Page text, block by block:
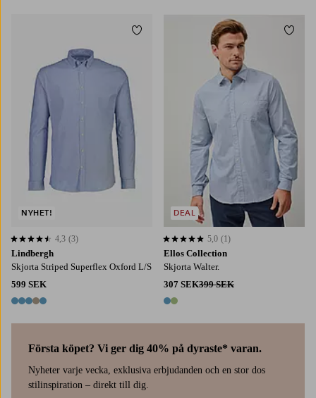
Lindbergh
Skjorta Striped Superflex Oxford L/S
599 SEK
5 färger
4,3 baserat på 3 st betyg
4,3 (3)
NYHET!
Lägg till i favoriter
Ellos Collection
Skjorta Walter.
307 SEK399 SEK
2 färger
5,0 baserat på 1 st betyg
5,0 (1)
DEAL
Första köpet? Vi ger dig 40% på dyraste* varan.
Nyheter varje vecka, exklusiva erbjudanden och en stor dos
stilinspiration – direkt till dig.